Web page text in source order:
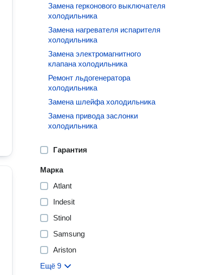
Замена герконового выключателя
холодильника
Замена нагревателя испарителя
холодильника
Замена электромагнитного
клапана холодильника
Ремонт льдогенератора
холодильника
Замена шлейфа холодильника
Замена привода заслонки
холодильника
Гарантия
Марка
Atlant
Indesit
Stinol
Samsung
Ariston
Ещё 9